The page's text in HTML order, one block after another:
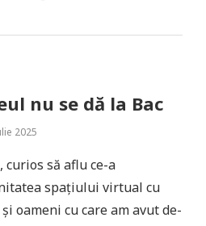
nu se dă la Bac
2025
curios să aflu ce-a
spațiului virtual cu
oameni cu care am avut de-